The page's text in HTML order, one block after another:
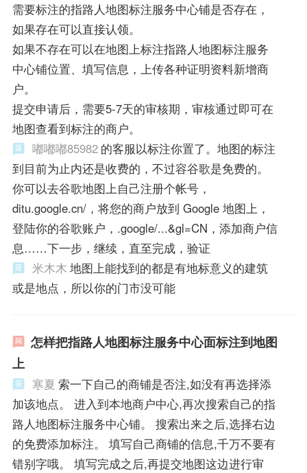
需要标注的指路人地图标注服务中心铺是否存在，
如果存在可以直接认领。
如果不存在可以在地图上标注指路人地图标注服务
中心铺位置、填写信息，上传各种证明资料新增商
户。
提交申请后，需要5-7天的审核期，审核通过即可在
地图查看到标注的商户。
嘟嘟嘟85982 的客服以标注你置了。地图的标注
到目前为止内还是收费的，不过容谷歌是免费的。
你可以去谷歌地图上自己注册个帐号，
ditu.google.cn/，将您的商户放到 Google 地图上，
登陆你的谷歌账户，.google/...&gl=CN，添加商户信
息……下一步，继续，直至完成，验证
米木木 地图上能找到的都是有地标意义的建筑
或是地点，所以你的门市没可能
怎样把指路人地图标注服务中心面标注到地图
上
寒夏 索一下自己的商铺是否注,如没有再选择添
加该地点。 进入到本地商户中心,再次搜索自己的指
路人地图标注服务中心铺。 搜索出来之后,选择右边
的免费添加标注。 填写自己商铺的信息,千万不要有
错别字哦。 填写完成之后,再提交地图这边进行审